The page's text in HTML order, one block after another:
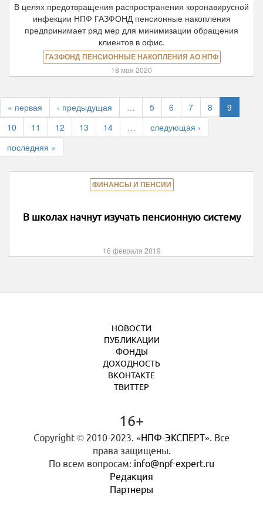
В целях предотвращения распространения коронавирусной
инфекции НПФ ГАЗФОНД пенсионные накопления
предпринимает ряд мер для минимизации обращения
клиентов в офис.
ГАЗФОНД ПЕНСИОННЫЕ НАКОПЛЕНИЯ АО НПФ
18 мая 2020
« первая ‹ предыдущая … 5 6 7 8
9
10
11 12 13 14 …
следующая ›
последняя »
ФИНАНСЫ И ПЕНСИИ
В школах начнут изучать пенсионную систему
16 февраля 2019
НОВОСТИ
ПУБЛИКАЦИИ
ФОНДЫ
ДОХОДНОСТЬ
ВКОНТАКТЕ
ТВИТТЕР
16+
Copyright © 2010-2023. «НПФ-ЭКСПЕРТ». Все
права защищены.
По всем вопросам: info@npf-expert.ru
Редакция
Партнеры